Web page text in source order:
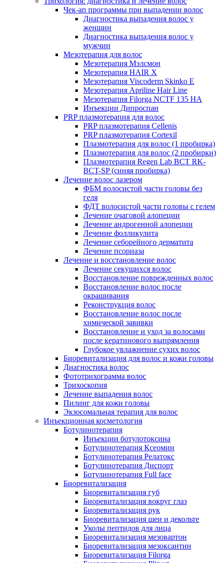
Чек-ап программы при выпадении волос
Диагностика выпадения волос у
женщин
Диагностика выпадения волос у
мужчин
Мезотерапия для волос
Мезотерапия Мэлсмон
Мезотерапия HAIR X
Мезотерапия Viscoderm Skinko E
Мезотерапия Apriline Hair Line
Мезотерапия Filorga NCTF 135 HA
Инъекции Дипроспан
PRP плазмотерапия для волос
PRP плазмотерапия Cellenis
PRP плазмотерапия Cortexil
Плазмотерапия для волос (1 пробирка)
Плазмотерапия для волос (2 пробирки)
Плазмотерапия Regen Lab BCT RK-
BCT-SP (синяя пробирка)
Лечение волос лазером
ФБМ волосистой части головы без
геля
ФДТ волосистой части головы с гелем
Лечение очаговой алопеции
Лечение андрогенной алопеции
Лечение фолликулита
Лечение себорейного дерматита
Лечение псориаза
Лечение и восстановление волос
Лечение секущихся волос
Восстановление поврежденных волос
Восстановление волос после
окрашивания
Реконструкция волос
Восстановление волос после
химической завивки
Восстановление и уход за волосами
после кератинового выпрямления
Глубокое увлажнение сухих волос
Биоревитализация для волос и кожи головы
Диагностика волос
Фототрихограмма волос
Трихоскопия
Лечение выпадения волос
Пилинг для кожи головы
Экзосомальная терапия для волос
Инъекционная косметология
Ботулинотерапия
Инъекции ботулотоксина
Ботулинотерапия Ксеомин
Ботулинотерапия Релатокс
Ботулинотерапия Диспорт
Ботулинотерапия Full face
Биоревитализация
Биоревитализация губ
Биоревитализация вокруг глаз
Биоревитализация рук
Биоревитализация шеи и декольте
Уколы пептидов для лица
Биоревитализация мезовартон
Биоревитализация мезоксантин
Биоревитализация Filorga